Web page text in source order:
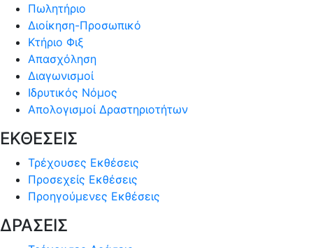
Πωλητήριο
Διοίκηση-Προσωπικό
Κτήριο Φιξ
Απασχόληση
Διαγωνισμοί
Ιδρυτικός Νόμος
Απολογισμοί Δραστηριοτήτων
ΕΚΘΕΣΕΙΣ
Τρέχουσες Εκθέσεις
Προσεχείς Εκθέσεις
Προηγούμενες Εκθέσεις
ΔΡΑΣΕΙΣ